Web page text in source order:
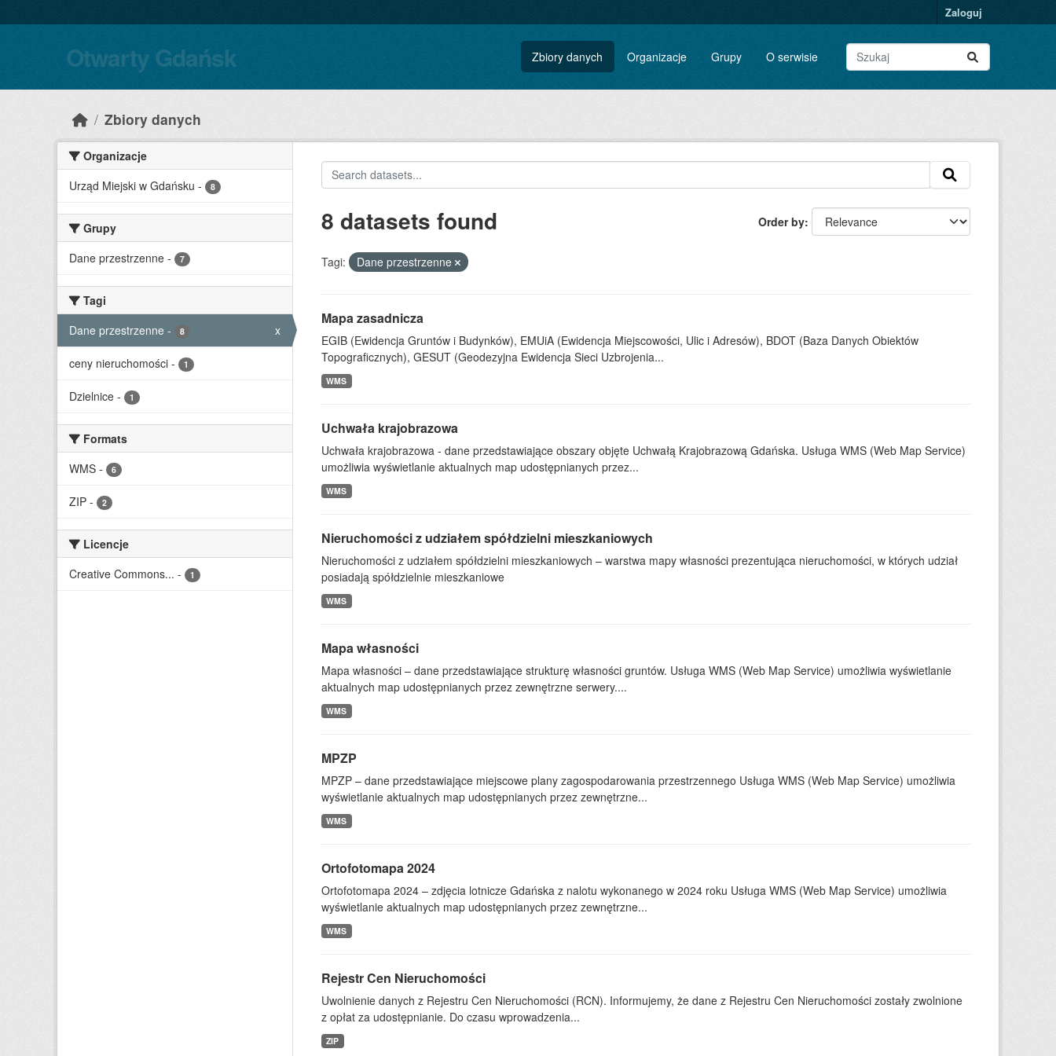
Zaloguj
Otwarty Gdańsk Zbiory danych Organizacje Grupy O serwisie
Zbiory danych
Organizacje
Urząd Miejski w Gdańsku - 8
Grupy
Dane przestrzenne - 7
Tagi
Dane przestrzenne - 8 x
ceny nieruchomości - 1
Dzielnice - 1
Formats
WMS - 6
ZIP - 2
Licencje
Creative Commons... - 1
Order by
8 datasets found
Tagi: Dane przestrzenne
Mapa zasadnicza
EGIB (Ewidencja Gruntów i Budynków), EMUiA (Ewidencja Miejscowości, Ulic i Adresów), BDOT (Baza Danych Obiektów
Topograficznych), GESUT (Geodezyjna Ewidencja Sieci Uzbrojenia...
WMS
Uchwała krajobrazowa
Uchwała krajobrazowa - dane przedstawiające obszary objęte Uchwałą Krajobrazową Gdańska. Usługa WMS (Web Map Service)
umożliwia wyświetlanie aktualnych map udostępnianych przez...
WMS
Nieruchomości z udziałem spółdzielni mieszkaniowych
Nieruchomości z udziałem spółdzielni mieszkaniowych – warstwa mapy własności prezentująca nieruchomości, w których udział
posiadają spółdzielnie mieszkaniowe
WMS
Mapa własności
Mapa własności – dane przedstawiające strukturę własności gruntów. Usługa WMS (Web Map Service) umożliwia wyświetlanie
aktualnych map udostępnianych przez zewnętrzne serwery....
WMS
MPZP
MPZP – dane przedstawiające miejscowe plany zagospodarowania przestrzennego Usługa WMS (Web Map Service) umożliwia
wyświetlanie aktualnych map udostępnianych przez zewnętrzne...
WMS
Ortofotomapa 2024
Ortofotomapa 2024 – zdjęcia lotnicze Gdańska z nalotu wykonanego w 2024 roku Usługa WMS (Web Map Service) umożliwia
wyświetlanie aktualnych map udostępnianych przez zewnętrzne...
WMS
Rejestr Cen Nieruchomości
Uwolnienie danych z Rejestru Cen Nieruchomości (RCN). Informujemy, że dane z Rejestru Cen Nieruchomości zostały zwolnione
z opłat za udostępnianie. Do czasu wprowadzenia...
ZIP